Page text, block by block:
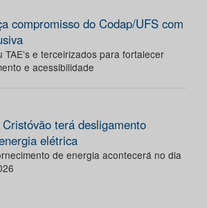
compromisso do Codap/UFS com
e terceirizados para fortalecer
e acessibilidade
terá desligamento
elétrica
de energia acontecerá no dia